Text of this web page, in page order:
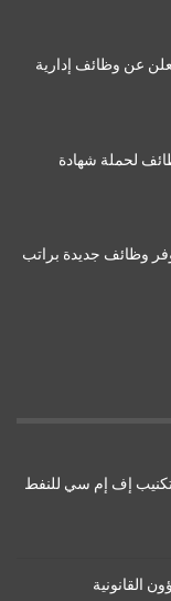
عن وظائف إدارية
لحملة شهادة
وظائف جديدة براتب
إف إم سي للنفط
القانونية